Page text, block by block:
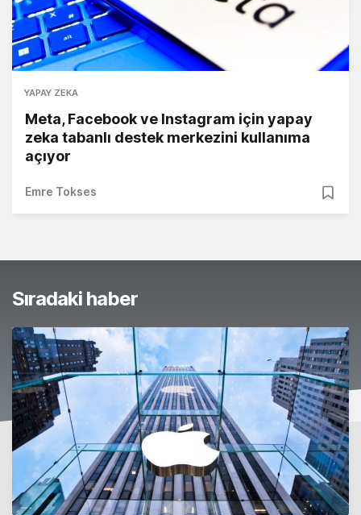
YAPAY ZEKA
Meta, Facebook ve Instagram için yapay
zeka tabanlı destek merkezini kullanıma
açıyor
Emre Tokses
Sıradaki haber